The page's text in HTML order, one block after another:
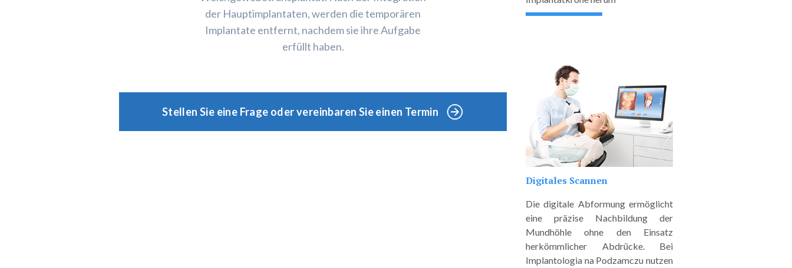
der Hauptimplantaten, werden die temporären
Implantate entfernt, nachdem sie ihre Aufgabe
erfüllt haben.
Stellen Sie eine Frage oder vereinbaren Sie einen Termin
Digitales Scannen
Die digitale Abformung ermöglicht
eine präzise Nachbildung der
Mundhöhle ohne den Einsatz
herkömmlicher Abdrücke. Bei
Implantologia na Podzamczu nutzen